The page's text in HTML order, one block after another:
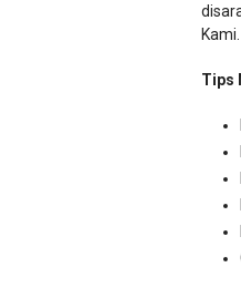
Kami.
Tips